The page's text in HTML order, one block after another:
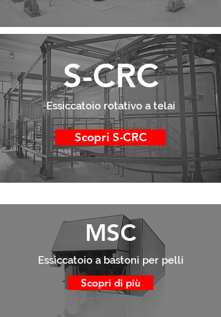
S-CRC
Essiccatoio rotativo a telai
Scopri S-CRC
MSC
Essiccatoio a bastoni per pelli
Scopri di più